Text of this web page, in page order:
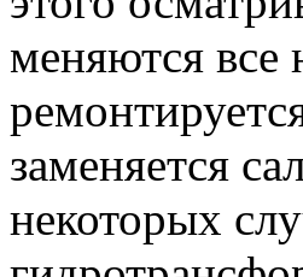
меняются все
заменяется
некоторых